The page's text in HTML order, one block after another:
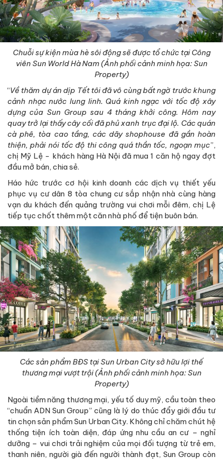
Chuỗi sự kiện mùa hè sôi động sẽ được tổ chức tại Công
viên Sun World Hà Nam (Ảnh phối cảnh minh họa: Sun
Property)
“Về thăm dự án dịp Tết tôi đã vô cùng bất ngờ trước khung
cảnh nhạc nước lung linh. Quá kinh ngạc với tốc độ xây
dựng của Sun Group sau 4 tháng khởi công. Hôm nay
quay trở lại thấy cây cối đã phủ xanh trục đại lộ. Các quán
cà phê, tòa cao tầng, các dãy shophouse đã gần hoàn
thiện, phải nói tốc độ thi công quá thần tốc, ngoạn mục”,
chị Mỹ Lệ - khách hàng Hà Nội đã mua 1 căn hộ ngay đợt
đầu mở bán, chia sẻ.
Háo hức trước cơ hội kinh doanh các dịch vụ thiết yếu
phục vụ cư dân 8 tòa chung cư sắp nhận nhà cùng hàng
vạn du khách đến quảng trường vui chơi mỗi đêm, chị Lệ
tiếp tục chốt thêm một căn nhà phố để tiện buôn bán.
Các sản phẩm BĐS tại Sun Urban City sở hữu lợi thế
thương mại vượt trội (Ảnh phối cảnh minh họa: Sun
Property)
Ngoài tiềm năng thương mại, yếu tố duy mỹ, cầu toàn theo
“chuẩn ADN Sun Group” cũng là lý do thúc đẩy giới đầu tư
tin chọn sản phẩm Sun Urban City. Không chỉ chăm chút hệ
thống tiện ích toàn diện, đáp ứng nhu cầu an cư – nghỉ
dưỡng – vui chơi trải nghiệm của mọi đối tượng từ trẻ em,
thanh niên, người già đến người thành đạt, Sun Group còn